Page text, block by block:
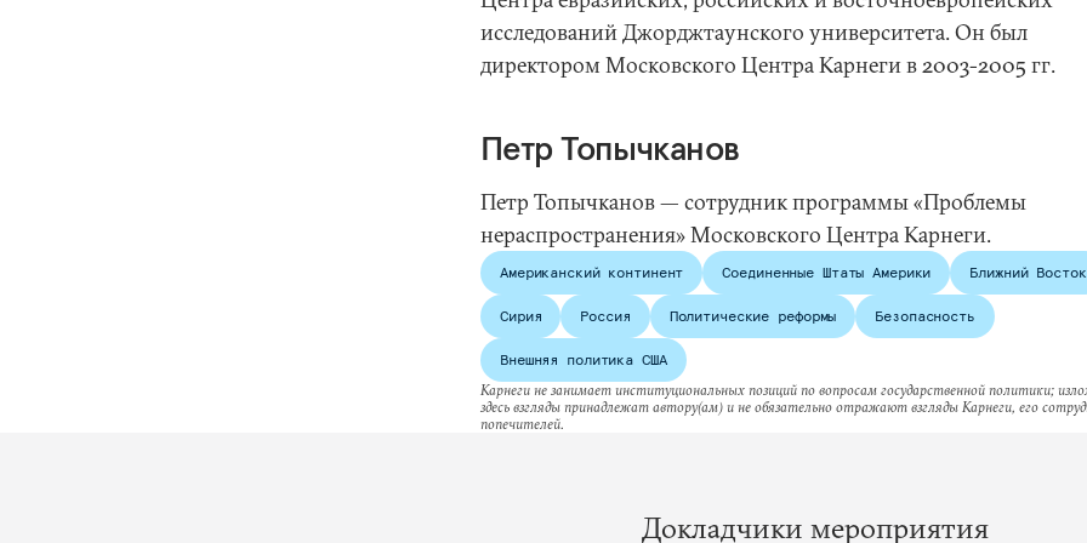
исследований Джорджтаунского университета. Он был
директором Московского Центра Карнеги в 2003-2005 гг.
Петр Топычканов
Петр Топычканов — сотрудник программы «Проблемы
нераспространения» Московского Центра Карнеги.
Американский континент Соединенные Штаты Америки Ближний Восток
Сирия Россия Политические реформы Безопасность
Внешняя политика США
Карнеги не занимает институциональных позиций по вопросам государственной политики;
здесь взгляды принадлежат автору(ам) и не обязательно отражают взгляды Карнеги, его
попечителей.
Докладчики мероприятия